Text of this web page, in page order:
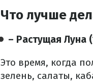
Что лучше
– Растущая Луна
Это время, когда
зелень, салаты,